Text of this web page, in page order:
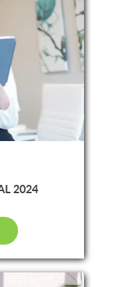
2024